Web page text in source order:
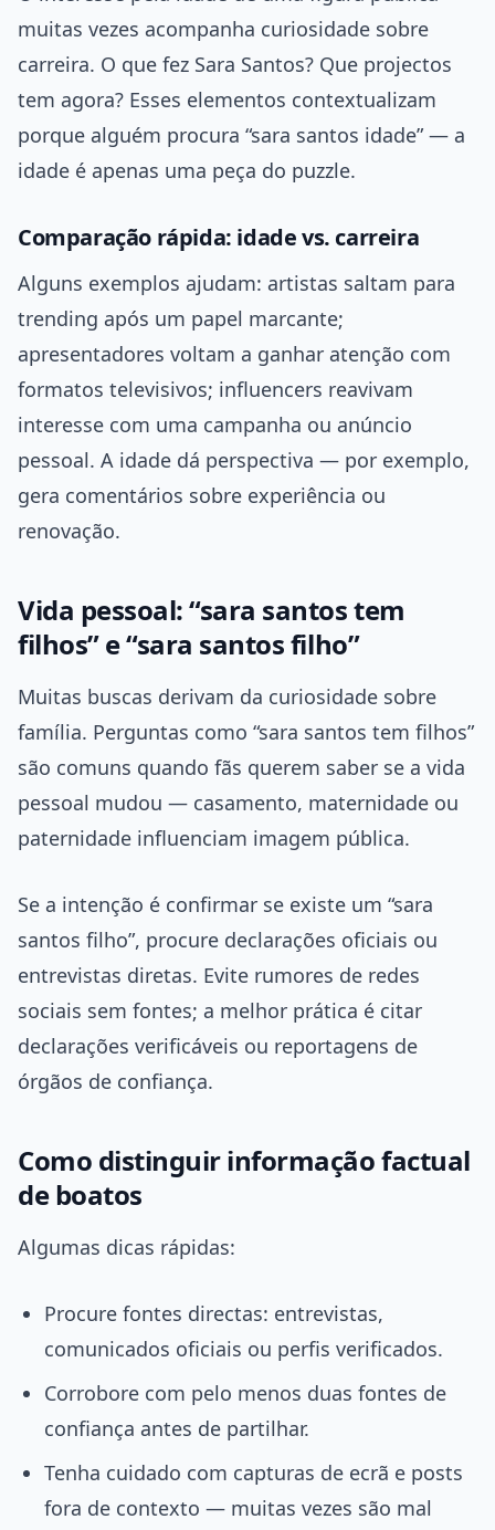
muitas vezes acompanha curiosidade sobre
carreira. O que fez Sara Santos? Que projectos
tem agora? Esses elementos contextualizam
porque alguém procura “sara santos idade” — a
idade é apenas uma peça do puzzle.
Comparação rápida: idade vs. carreira
Alguns exemplos ajudam: artistas saltam para
trending após um papel marcante;
apresentadores voltam a ganhar atenção com
formatos televisivos; influencers reavivam
interesse com uma campanha ou anúncio
pessoal. A idade dá perspectiva — por exemplo,
gera comentários sobre experiência ou
renovação.
Vida pessoal: “sara santos tem
filhos” e “sara santos filho”
Muitas buscas derivam da curiosidade sobre
família. Perguntas como “sara santos tem filhos”
são comuns quando fãs querem saber se a vida
pessoal mudou — casamento, maternidade ou
paternidade influenciam imagem pública.
Se a intenção é confirmar se existe um “sara
santos filho”, procure declarações oficiais ou
entrevistas diretas. Evite rumores de redes
sociais sem fontes; a melhor prática é citar
declarações verificáveis ou reportagens de
órgãos de confiança.
Como distinguir informação factual
de boatos
Algumas dicas rápidas:
Procure fontes directas: entrevistas,
comunicados oficiais ou perfis verificados.
Corrobore com pelo menos duas fontes de
confiança antes de partilhar.
Tenha cuidado com capturas de ecrã e posts
fora de contexto — muitas vezes são mal